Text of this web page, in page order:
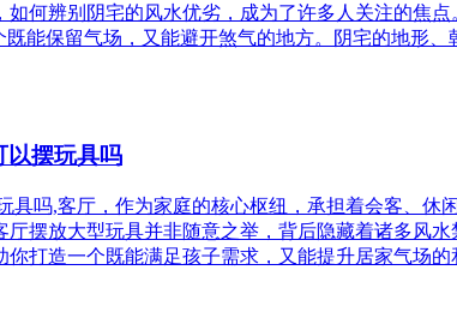
何辨别阴宅的风水优劣，成为了许多人关注的焦
能保留气场，又能避开煞气的地方。阴宅的地形
以摆玩具吗
具吗,客厅，作为家庭的核心枢纽，承担着会客、
摆放大型玩具并非随意之举，背后隐藏着诸多风
打造一个既能满足孩子需求，又能提升居家气场